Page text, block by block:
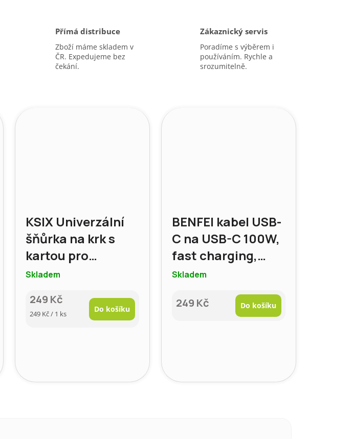
Přímá distribuce
Zboží máme skladem v
ČR. Expedujeme bez
čekání.
Zákaznický servis
Poradíme s výběrem i
používáním. Rychle a
srozumitelně.
KSIX Univerzální
šňůrka na krk s
kartou pro
smartphone,
Skladem
249 Kč
Měrná
249 Kč / 1 ks
Do košíku
BENFEI kabel USB-
C na USB-C 100W,
fast charging,
délka 1 m
Skladem
249 Kč Do košíku